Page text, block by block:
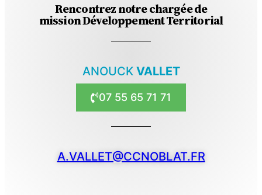
Rencontrez notre chargée de
mission Développement Territorial
ANOUCK VALLET
07 55 65 71 71
A.VALLET@CCNOBLAT.FR